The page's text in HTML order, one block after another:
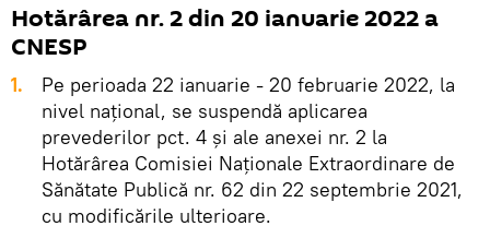
Hotărârea nr. 2 din 20 ianuarie 2022 a
CNESP
1.
Pe perioada 22 ianuarie - 20 februarie 2022, la
nivel naţional, se suspendă aplicarea
prevederilor pct. 4 şi ale anexei nr. 2 la
Hotărârea Comisiei Naţionale Extraordinare de
Sănătate Publică nr. 62 din 22 septembrie 2021,
cu modificările ulterioare.